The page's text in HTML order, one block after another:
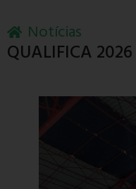
Notícias
QUALIFICA 2026